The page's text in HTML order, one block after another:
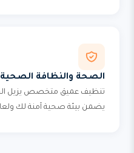
الصحة والنظافة الصحية
تنظيف عميق متخصص يزيل
يضمن بيئة صحية آمنة لك